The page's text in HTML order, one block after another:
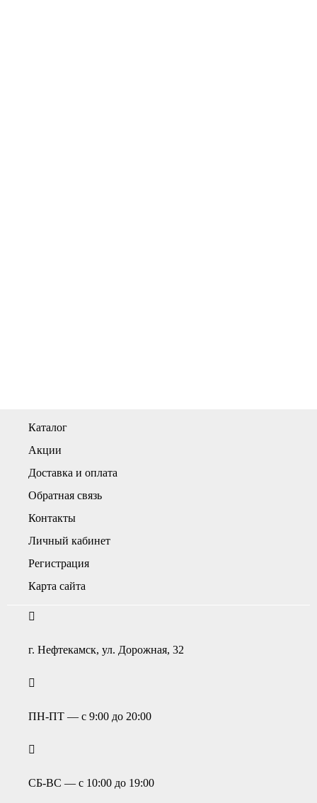
Каталог
Акции
Доставка и оплата
Обратная связь
Контакты
Личный кабинет
Регистрация
Карта сайта
г. Нефтекамск, ул. Дорожная, 32
ПН-ПТ — с 9:00 до 20:00
СБ-ВС — с 10:00 до 19:00